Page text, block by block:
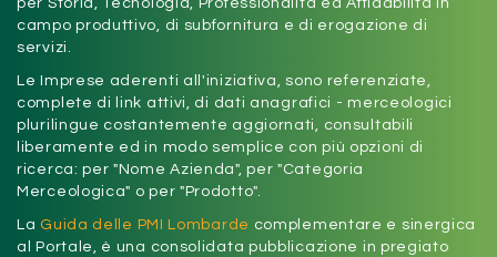
per Storia, Tecnologia, Professionalità ed Affidabilità in
campo produttivo, di subfornitura e di erogazione di
servizi.
Le Imprese aderenti all'iniziativa, sono referenziate,
complete di link attivi, di dati anagrafici - merceologici
plurilingue costantemente aggiornati, consultabili
liberamente ed in modo semplice con più opzioni di
ricerca: per "Nome Azienda", per "Categoria
Merceologica" o per "Prodotto".
La Guida delle PMI Lombarde complementare e sinergica
al Portale, è una consolidata pubblicazione in pregiato